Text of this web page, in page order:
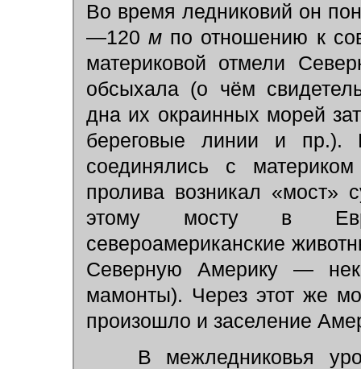
Во время ледниковий он
—120м по отношению к
материковой отмели
обсыхала (о чём
дна их окраинных морей
береговые линии и пр.).
соединялись с
пролива возникал
этому мосту в
североамериканские
Северную Америку —
мамонты). Через этот же
произошло и заселение
В межледниковья